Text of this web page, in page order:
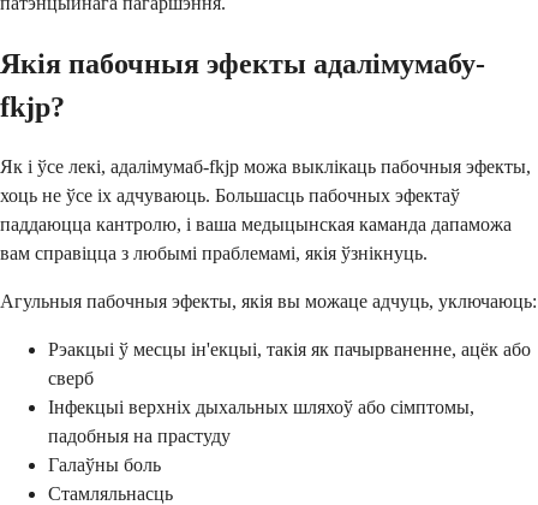
Якія пабочныя эфекты адалімумабу-
fkjp?
Як і ўсе лекі, адалімумаб-fkjp можа выклікаць пабочныя эфекты,
хоць не ўсе іх адчуваюць. Большасць пабочных эфектаў
паддаюцца кантролю, і ваша медыцынская каманда дапаможа
вам справіцца з любымі праблемамі, якія ўзнікнуць.
Агульныя пабочныя эфекты, якія вы можаце адчуць, уключаюць:
Рэакцыі ў месцы ін'екцыі, такія як пачырваненне, ацёк або
сверб
Інфекцыі верхніх дыхальных шляхоў або сімптомы,
падобныя на прастуду
Галаўны боль
Стамляльнасць